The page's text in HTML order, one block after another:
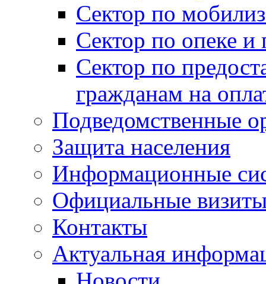
Сектор по
Сектор по опеке и
Сектор по
гражданам на
Подведомственные
Защита населения
Информационные
Официальные
Контакты
Актуальная